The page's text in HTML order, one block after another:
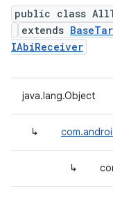
public class
extends
IAbiReceiver
java.lang.Object
↳
↳